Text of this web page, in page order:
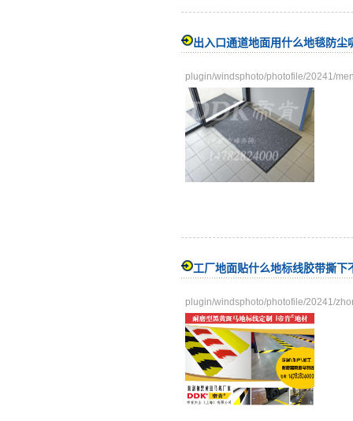
出入口通道地面用什么地毯防
plugin/windsphoto/photofile/20241/
工厂地面贴什么地标线胶带撕
plugin/windsphoto/photofile/20241/